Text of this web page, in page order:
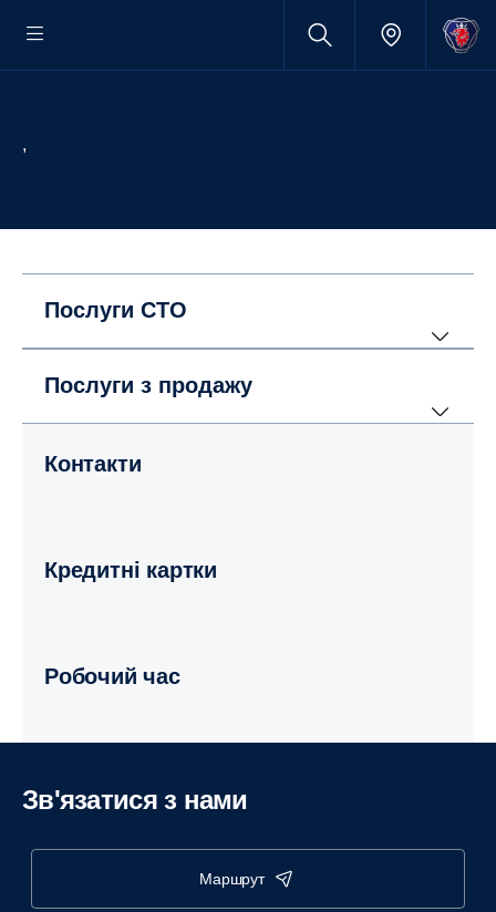
,
Послуги СТО
Послуги з продажу
Контакти
Кредитні картки
Робочий час
Зв'язатися з нами
маршрут